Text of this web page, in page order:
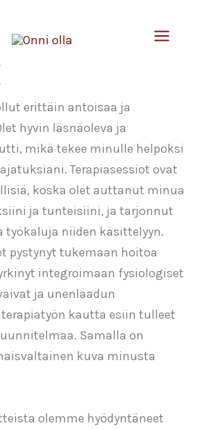
erittäin antoisaa ja
hyvin läsnäoleva ja
mikä tekee minulle helpoksi
Terapiasessiot ovat
koska olet auttanut minua
ja tunteisiini, ja tarjonnut
työkaluja niiden käsittelyyn.
pystynyt tukemaan hoitoa
integroimaan fysiologiset
ja unenlaadun
kautta esiin tulleet
Samalla on
kuva minusta
olemme hyödyntäneet